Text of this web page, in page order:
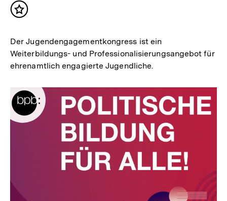
Inhalt
Der Jugendengagementkongress ist ein
Weiterbildungs- und Professionalisierungsangebot für
ehrenamtlich engagierte Jugendliche.